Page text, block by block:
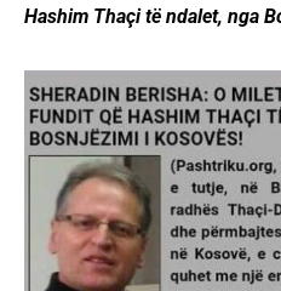
Hashim Thaçi të ndalet, nga